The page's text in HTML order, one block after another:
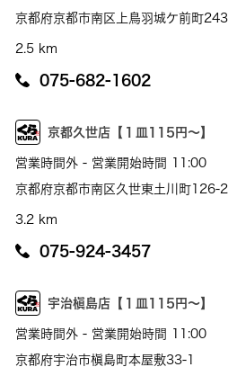
京都府京都市南区上鳥羽城ケ前町243
2.5 km
075-682-1602
京都久世店【１皿115円～】
営業時間外 - 営業開始時間 11:00
京都府京都市南区久世東土川町126-2
3.2 km
075-924-3457
宇治槇島店【１皿115円～】
営業時間外 - 営業開始時間 11:00
京都府宇治市槇島町本屋敷33-1